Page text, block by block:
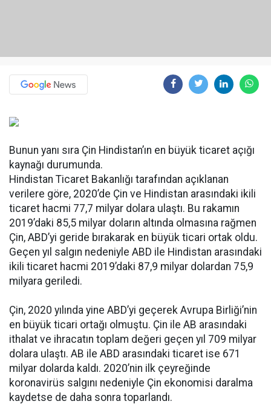
Bunun yanı sıra Çin Hindistan’ın en büyük ticaret açığı
kaynağı durumunda.
Hindistan Ticaret Bakanlığı tarafından açıklanan
verilere göre, 2020’de Çin ve Hindistan arasındaki ikili
ticaret hacmi 77,7 milyar dolara ulaştı. Bu rakamın
2019’daki 85,5 milyar doların altında olmasına rağmen
Çin, ABD’yi geride bırakarak en büyük ticari ortak oldu.
Geçen yıl salgın nedeniyle ABD ile Hindistan arasındaki
ikili ticaret hacmi 2019’daki 87,9 milyar dolardan 75,9
milyara geriledi.
Çin, 2020 yılında yine ABD’yi geçerek Avrupa Birliği’nin
en büyük ticari ortağı olmuştu. Çin ile AB arasındaki
ithalat ve ihracatın toplam değeri geçen yıl 709 milyar
dolara ulaştı. AB ile ABD arasındaki ticaret ise 671
milyar dolarda kaldı. 2020’nin ilk çeyreğinde
koronavirüs salgını nedeniyle Çin ekonomisi daralma
kaydetse de daha sonra toparlandı.